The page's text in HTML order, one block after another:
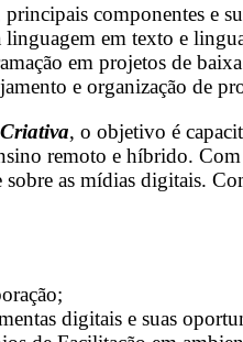
componentes e
linguagem em texto e
em projetos de
e organização de
, o objetivo é
remoto e híbrido.
as mídias digitais.
digitais e suas